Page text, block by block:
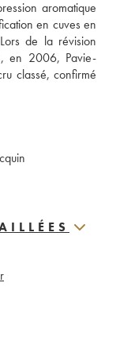
aromatique
en cuves en
de la révision
en 2006, Pavie-
classé, confirmé